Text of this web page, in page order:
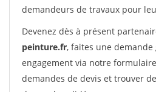
demandeurs de travaux pour
Devenez dès à présent
peinture.fr, faites une
engagement via notre
demandes de devis et trouver